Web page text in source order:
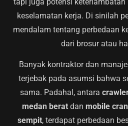
keselamatan kerja. Di sinilah
mendalam tentang perbedaan
dari brosur atau
Banyak kontraktor dan
terjebak pada asumsi bahwa
sama. Padahal, antara
medan beratdan mobile
sempit, terdapat perbedaan